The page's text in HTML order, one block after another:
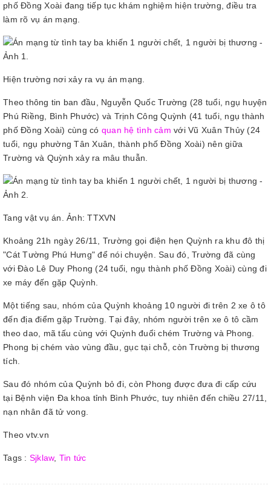
phố Đồng Xoài đang tiếp tục khám nghiệm hiện trường, điều tra
làm rõ vụ án mạng.
Hiện trường nơi xảy ra vụ án mạng.
Theo thông tin ban đầu, Nguyễn Quốc Trường (28 tuổi, ngụ huyện
Phú Riềng, Bình Phước) và Trịnh Công Quỳnh (41 tuổi, ngụ thành
phố Đồng Xoài) cùng có quan hệ tình cảm với Vũ Xuân Thủy (24
tuổi, ngụ phường Tân Xuân, thành phố Đồng Xoài) nên giữa
Trường và Quỳnh xảy ra mâu thuẫn.
Tang vật vụ án. Ảnh: TTXVN
Khoảng 21h ngày 26/11, Trường gọi điện hẹn Quỳnh ra khu đô thị
"Cát Tường Phú Hưng" để nói chuyện. Sau đó, Trường đã cùng
với Đào Lê Duy Phong (24 tuổi, ngụ thành phố Đồng Xoài) cùng đi
xe máy đến gặp Quỳnh.
Một tiếng sau, nhóm của Quỳnh khoảng 10 người đi trên 2 xe ô tô
đến địa điểm gặp Trường. Tại đây, nhóm người trên xe ô tô cầm
theo dao, mã tấu cùng với Quỳnh đuổi chém Trường và Phong.
Phong bị chém vào vùng đầu, gục tại chỗ, còn Trường bị thương
tích.
Sau đó nhóm của Quỳnh bỏ đi, còn Phong được đưa đi cấp cứu
tại Bệnh viện Đa khoa tỉnh Bình Phước, tuy nhiên đến chiều 27/11,
nạn nhân đã tử vong.
Theo vtv.vn
Tags : Sjklaw, Tin tức